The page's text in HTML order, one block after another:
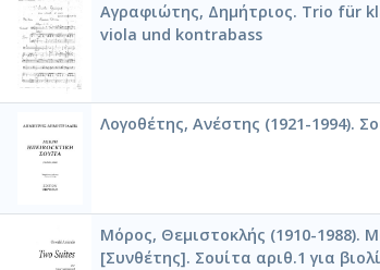
Αγραφιώτης, Δημήτριος. Trio für
viola und kontrabass
Λογοθέτης, Ανέστης (1921-1994).
Μόρος, Θεμιστοκλής (1910-1988).
[Συνθέτης]. Σουίτα αριθ.1 για